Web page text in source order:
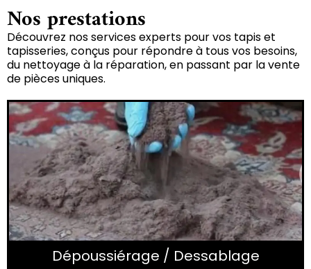
Nos prestations
Découvrez nos services experts pour vos tapis et
tapisseries, conçus pour répondre à tous vos besoins,
du nettoyage à la réparation, en passant par la vente
de pièces uniques.
Dépoussiérage / Dessablage